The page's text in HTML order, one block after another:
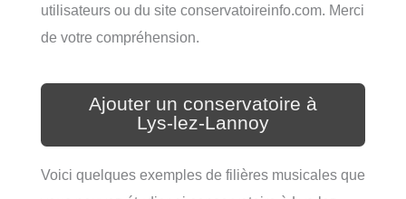
utilisateurs ou du site conservatoireinfo.com. Merci
de votre compréhension.
Ajouter un conservatoire à
Lys-lez-Lannoy
Voici quelques exemples de filières musicales que